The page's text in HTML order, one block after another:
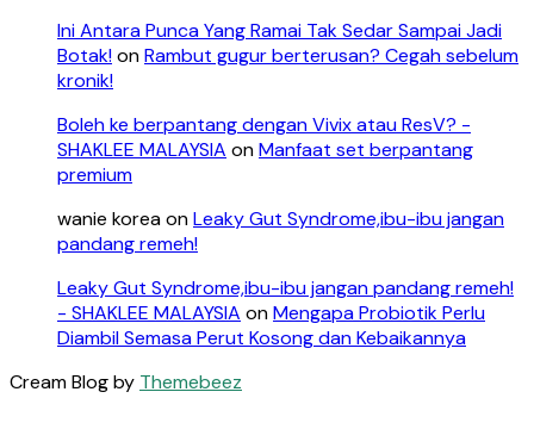
Ini Antara Punca Yang Ramai Tak Sedar Sampai Jadi
Botak!onRambut gugur berterusan? Cegah sebelum
kronik!
Boleh ke berpantang dengan Vivix atau ResV? -
SHAKLEE MALAYSIA onManfaat set berpantang
premium
wanie koreaonLeaky Gut Syndrome,ibu-ibu jangan
pandang remeh!
Leaky Gut Syndrome,ibu-ibu jangan pandang remeh!
- SHAKLEE MALAYSIA onMengapa Probiotik Perlu
Diambil Semasa Perut Kosong dan Kebaikannya
Cream Blog by Themebeez